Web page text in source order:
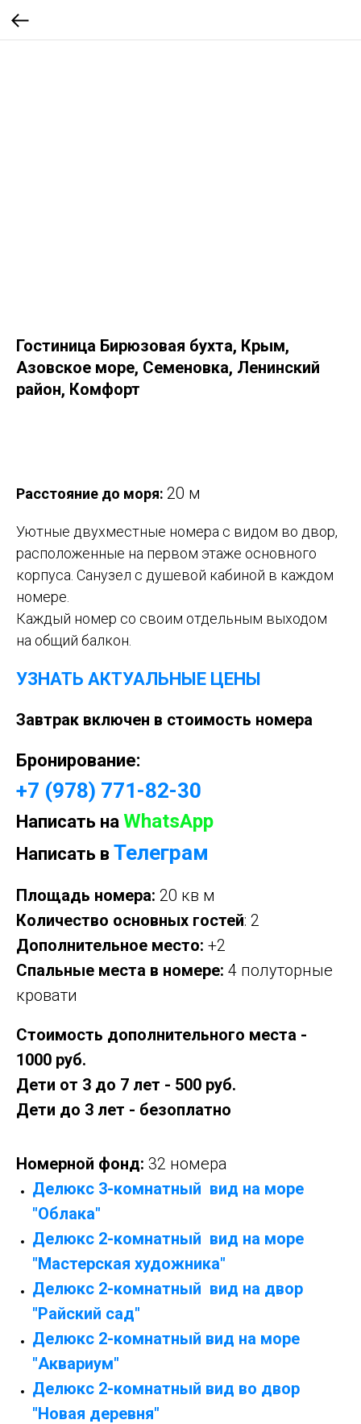
Гостиница Бирюзовая бухта, Крым,
Азовское море, Семеновка, Ленинский
район, Комфорт
Расстояние до моря: 20 м
Уютные двухместные номера с видом во двор,
расположенные на первом этаже основного
корпуса. Санузел с душевой кабиной в каждом
номере.
Каждый номер со своим отдельным выходом
на общий балкон.
УЗНАТЬ АКТУАЛЬНЫЕ ЦЕНЫ
Завтрак включен в стоимость номера
Бронирование:
+7 (978) 771-82-30
Написать на WhatsApp
Написать в Телеграм
Площадь номера: 20 кв м
Количество основных гостей: 2
Дополнительное место: +2
Спальные места в номере: 4 полуторные
кровати
Стоимость дополнительного места -
1000 руб.
Дети от 3 до 7 лет - 500 руб.
Дети до 3 лет - безоплатно
Номерной фонд: 32 номера
Делюкс 3-комнатный вид на море
"Облака"
Делюкс 2-комнатный вид на море
"Мастерская художника"
Делюкс 2-комнатный вид на двор
"Райский сад"
Делюкс 2-комнатный вид на море
"Аквариум"
Делюкс 2-комнатный вид во двор
"Новая деревня"